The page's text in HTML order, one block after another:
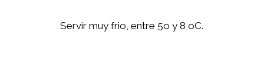
Servir muy frio, entre 5o y 8 oC.